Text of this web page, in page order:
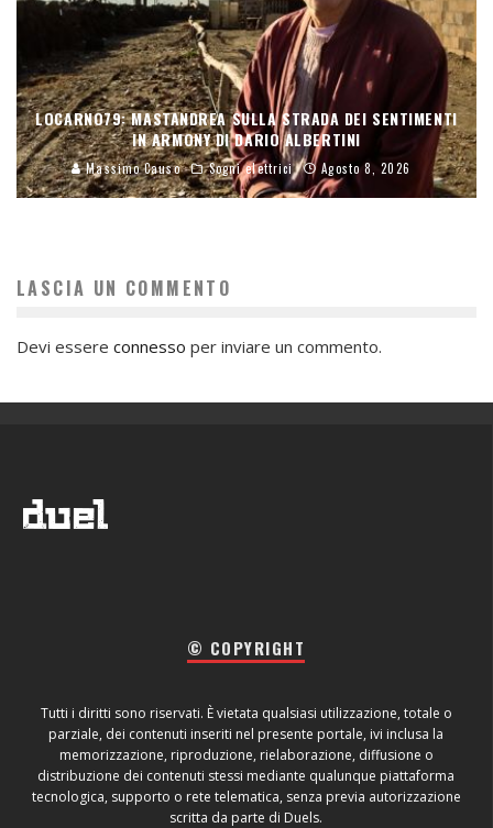
LOCARNO79: MASTANDREA SULLA STRADA DEI SENTIMENTI
IN ARMONY DI DARIO ALBERTINI
Massimo Causo Sogni elettrici Agosto 8, 2026
LASCIA UN COMMENTO
Devi essere connesso per inviare un commento.
© COPYRIGHT
Tutti i diritti sono riservati. È vietata qualsiasi utilizzazione, totale o
parziale, dei contenuti inseriti nel presente portale, ivi inclusa la
memorizzazione, riproduzione, rielaborazione, diffusione o
distribuzione dei contenuti stessi mediante qualunque piattaforma
tecnologica, supporto o rete telematica, senza previa autorizzazione
scritta da parte di Duels.